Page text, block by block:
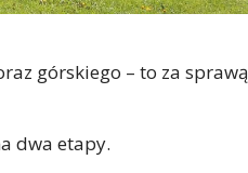
górskiego – to za sprawą
dwa etapy.